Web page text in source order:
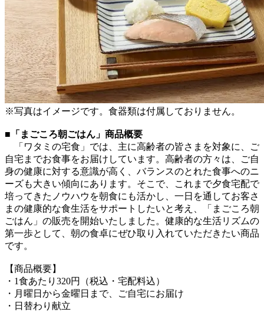
※写真はイメージです。食器類は付属しておりません。
■「まごころ朝ごはん」商品概要
「ワタミの宅食」では、主に高齢者の皆さまを対象に、ご
自宅までお食事をお届けしています。高齢者の方々は、ご自
身の健康に対する意識が高く、バランスのとれた食事へのニ
ーズも大きい傾向にあります。そこで、これまで夕食宅配で
培ってきたノウハウを朝食にも活かし、一日を通してお客さ
まの健康的な食生活をサポートしたいと考え、「まごころ朝
ごはん」の販売を開始いたしました。健康的な生活リズムの
第一歩として、朝の食卓にぜひ取り入れていただきたい商品
です。
【商品概要】
・1食あたり320円（税込・宅配料込）
・月曜日から金曜日まで、ご自宅にお届け
・日替わり献立